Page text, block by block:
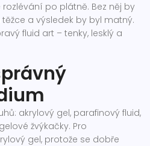
po plátně. Bez něj by
a výsledek by byl matný.
fluid art – tenky, lesklý a
akrylový gel, parafinový fluid,
žvýkačky. Pro
gel, protože se dobře